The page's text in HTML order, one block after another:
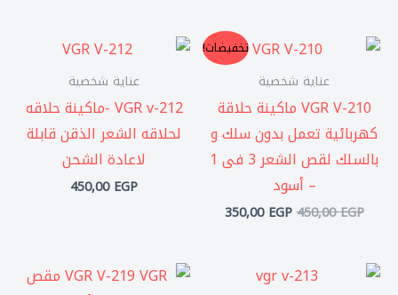
تخفيضات!
عناية شخصية
VGR V-210 ماكينة حلاقة
كهربائية تعمل بدون سلك و
بالسلك لقص الشعر 3 فى 1
– أسود
450,00EGP
السعر
الأصلي
هو:
450,00 EGP.
350,00EGP
السعر
الحالي
عناية شخصية
VGR v-212 -ماكينة حلاقه
لحلاقه الشعر الذقن قابلة
لاعادة الشحن
450,00EGP